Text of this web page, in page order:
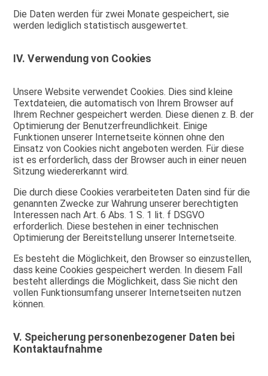
Die Daten werden für zwei Monate gespeichert, sie
werden lediglich statistisch ausgewertet.
IV. Verwendung von Cookies
Unsere Website verwendet Cookies. Dies sind kleine
Textdateien, die automatisch von Ihrem Browser auf
Ihrem Rechner gespeichert werden. Diese dienen z. B. der
Optimierung der Benutzerfreundlichkeit. Einige
Funktionen unserer Internetseite können ohne den
Einsatz von Cookies nicht angeboten werden. Für diese
ist es erforderlich, dass der Browser auch in einer neuen
Sitzung wiedererkannt wird.
Die durch diese Cookies verarbeiteten Daten sind für die
genannten Zwecke zur Wahrung unserer berechtigten
Interessen nach Art. 6 Abs. 1 S. 1 lit. f DSGVO
erforderlich. Diese bestehen in einer technischen
Optimierung der Bereitstellung unserer Internetseite.
Es besteht die Möglichkeit, den Browser so einzustellen,
dass keine Cookies gespeichert werden. In diesem Fall
besteht allerdings die Möglichkeit, dass Sie nicht den
vollen Funktionsumfang unserer Internetseiten nutzen
können.
V. Speicherung personenbezogener Daten bei
Kontaktaufnahme